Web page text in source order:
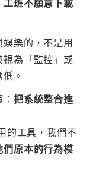
工班不願意下載
樂的，不是用
視為「監控」或
。
把系統整合進
的工具，我們不
們原本的行為模